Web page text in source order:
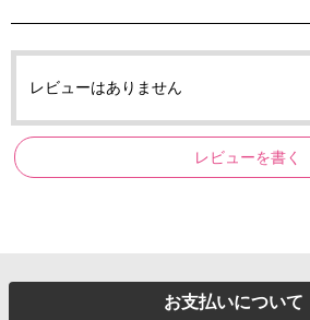
レビューはありません
レビューを書く
お支払いについて